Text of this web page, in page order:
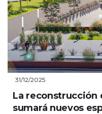
31/12/2025
La reconstrucción
sumará nuevos